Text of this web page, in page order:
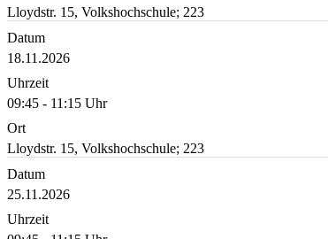
Lloydstr. 15, Volkshochschule; 223
Datum
18.11.2026
Uhrzeit
09:45 - 11:15 Uhr
Ort
Lloydstr. 15, Volkshochschule; 223
Datum
25.11.2026
Uhrzeit